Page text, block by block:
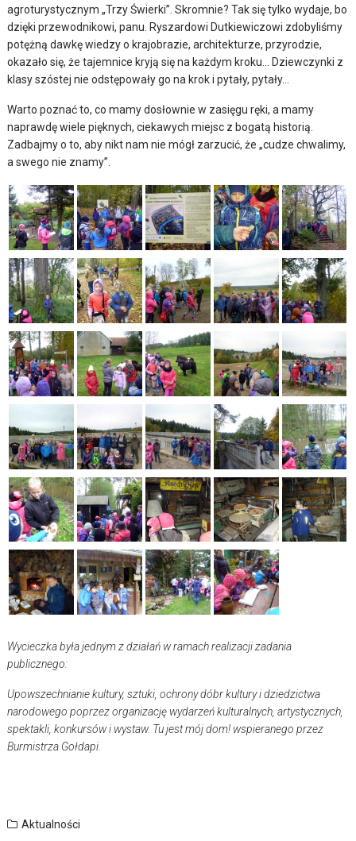
agroturystycznym „Trzy Świerki”. Skromnie? Tak się tylko wydaje, bo
dzięki przewodnikowi, panu. Ryszardowi Dutkiewiczowi zdobyliśmy
potężną dawkę wiedzy o krajobrazie, architekturze, przyrodzie,
okazało się, że tajemnice kryją się na każdym kroku… Dziewczynki z
klasy szóstej nie odstępowały go na krok i pytały, pytały…
Warto poznać to, co mamy dosłownie w zasięgu ręki, a mamy
naprawdę wiele pięknych, ciekawych miejsc z bogatą historią.
Zadbajmy o to, aby nikt nam nie mógł zarzucić, że „cudze chwalimy,
a swego nie znamy”.
Wycieczka była jednym z działań w ramach realizacji zadania
publicznego:
Upowszechnianie kultury, sztuki, ochrony dóbr kultury i dziedzictwa
narodowego poprzez organizację wydarzeń kulturalnych, artystycznych,
spektakli, konkursów i wystaw. Tu jest mój dom! wspieranego przez
Burmistrza Gołdapi.
Aktualności